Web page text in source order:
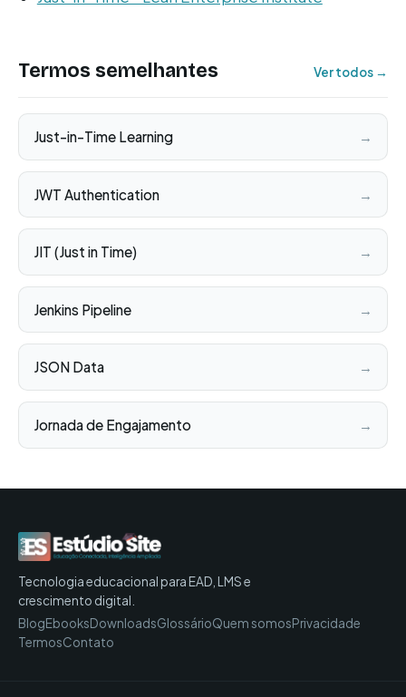
Termos semelhantes Ver todos →
Just-in-Time Learning →
JWT Authentication →
JIT (Just in Time) →
Jenkins Pipeline →
JSON Data →
Jornada de Engajamento →
Tecnologia educacional para EAD, LMS e
crescimento digital.
BlogEbooksDownloadsGlossárioQuem somosPrivacidade
TermosContato